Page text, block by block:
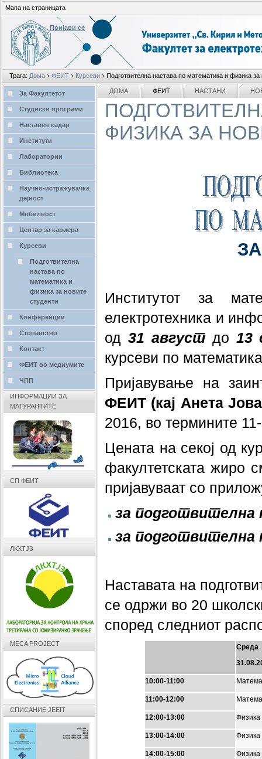
Лични
алати
Пријави се
Трага: Дома › ФЕИТ › Курсеви › Подготвителна настава по математика и физика за
Мапа на страницата
делови
ДОМА ФЕИТ НАСТАНИ
ФИЗИКА ЗА
Институтот за
електротехника и
од 31 август до 13
курсеви по
Пријавување на
ФЕИТ (кај Анета
2016, во термините
Цената на секој од
факултетската жиро
пријавуваат со
за
за подготвителна
Наставата на
се одржи во 20
според следниот
Среда
10:00-11:00
11:00-12:00
12:00-13:00 Физика
13:00-14:00 Физика
14:00-15:00 Физика
NAVIGATION
За Факултетот
Студиски програми
Наставен кадар
Институти
Лаборатории
Библиотека
Научно-истражувачка
дејност
Мобилност
Центар за кариера
Курсеви
Подготвителна
настава по
математика и
физика за новите
студенти
Конференции
Стопанство
Контакт
ФЕИТ во медиумите
ЧПП
ИНФОРМАЦИИ ЗА
МАТУРАНТИТЕ
СП ФЕИТ
ЛКХТЈЗ
MECA PROJECT
СПИСАНИЕ JEEIT